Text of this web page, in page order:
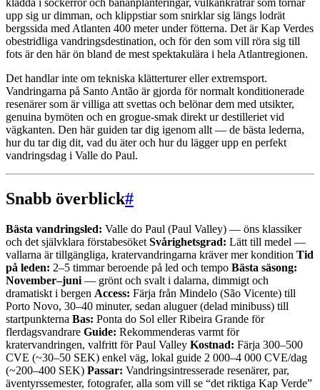
upp sig ur dimman, och klippstiar som snirklar sig längs lodrät
bergssida med Atlanten 400 meter under fötterna. Det är Kap Verdes
obestridliga vandringsdestination, och för den som vill röra sig till
fots är den här ön bland de mest spektakulära i hela Atlantregionen.
Det handlar inte om tekniska klätterturer eller extremsport.
Vandringarna på Santo Antão är gjorda för normalt konditionerade
resenärer som är villiga att svettas och belönar dem med utsikter,
genuina bymöten och en grogue-smak direkt ur destilleriet vid
vägkanten. Den här guiden tar dig igenom allt — de bästa lederna,
hur du tar dig dit, vad du äter och hur du lägger upp en perfekt
vandringsdag i Valle do Paul.
Snabb överblick#
Bästa vandringsled: Valle do Paul (Paul Valley) — öns klassiker
och det självklara förstabesöket Svårighetsgrad: Lätt till medel —
vallarna är tillgängliga, kratervandringarna kräver mer kondition Tid
på leden: 2–5 timmar beroende på led och tempo Bästa säsong:
November–juni — grönt och svalt i dalarna, dimmigt och
dramatiskt i bergen Access: Färja från Mindelo (São Vicente) till
Porto Novo, 30–40 minuter, sedan aluguer (delad minibuss) till
startpunkterna Bas: Ponta do Sol eller Ribeira Grande för
flerdagsvandrare Guide: Rekommenderas varmt för
kratervandringen, valfritt för Paul Valley Kostnad: Färja 300–500
CVE (~30–50 SEK) enkel väg, lokal guide 2 000–4 000 CVE/dag
(~200–400 SEK) Passar: Vandringsintresserade resenärer, par,
äventyrssemester, fotografer, alla som vill se “det riktiga Kap Verde”